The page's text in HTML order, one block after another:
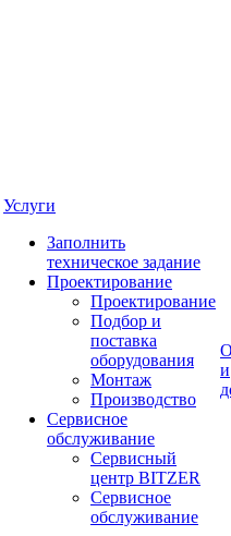
Услуги
Заполнить
техническое задание
Проектирование
Проектирование
Подбор и
поставка
оборудования
Монтаж
Производство
Сервисное
обслуживание
Сервисный
центр BITZER
Сервисное
обслуживание
и